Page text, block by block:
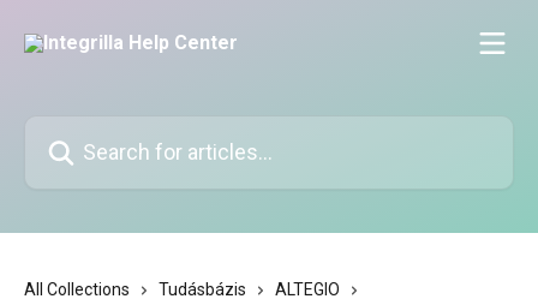
All Collections Tudásbázis
ALTEGIO